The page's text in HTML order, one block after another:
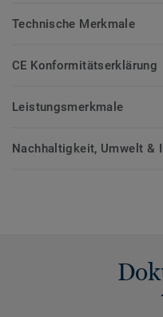
Technische Merkmale
CE Konformitätserklärung
Leistungsmerkmale
Nachhaltigkeit, Umwelt &